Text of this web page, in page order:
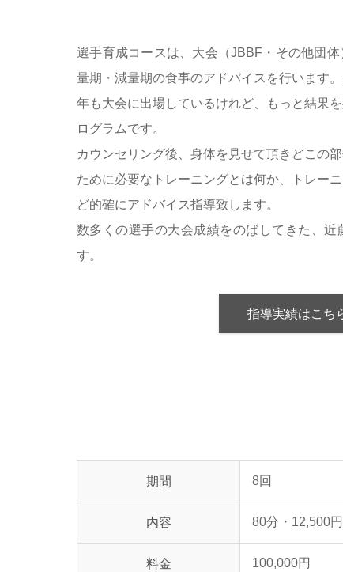
選手育成コースは、大会（JBBF・その他団
量期・減量期の食事のアドバイスを行います
年も大会に出場しているけれど、もっと結果
ログラムです。
カウンセリング後、身体を見せて頂きどこの
ために必要なトレーニングとは何か、トレー
ど的確にアドバイス指導致します。
数多くの選手の大会成績をのばしてきた、近
す。
指導実績はこち
期間 8回
内容 80分・12,500
料金 100,000円